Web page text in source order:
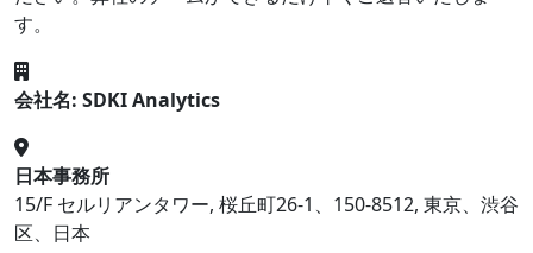
す。
会社名: SDKI Analytics
日本事務所
15/F セルリアンタワー, 桜丘町26-1、150-8512, 東京、渋谷
区、日本